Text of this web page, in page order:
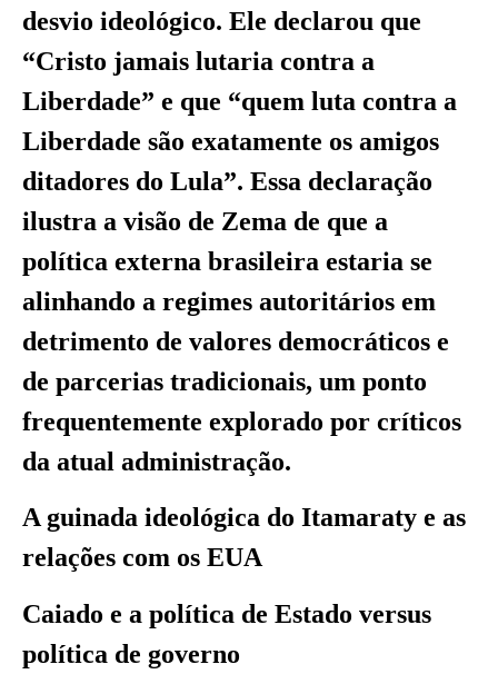
desvio ideológico. Ele declarou que
“Cristo jamais lutaria contra a
Liberdade” e que “quem luta contra a
Liberdade são exatamente os amigos
ditadores do Lula”. Essa declaração
ilustra a visão de Zema de que a
política externa brasileira estaria se
alinhando a regimes autoritários em
detrimento de valores democráticos e
de parcerias tradicionais, um ponto
frequentemente explorado por críticos
da atual administração.
A guinada ideológica do Itamaraty e as
relações com os EUA
Caiado e a política de Estado versus
política de governo